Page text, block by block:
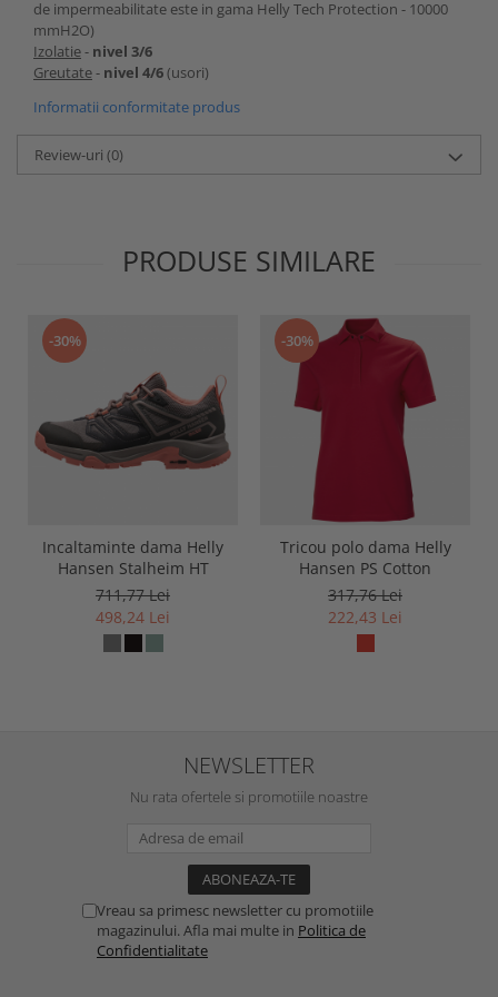
de impermeabilitate este in gama Helly Tech Protection - 10000
mmH2O)
Izolatie- nivel 3/6
Greutate- nivel 4/6(usori)
Informatii conformitate produs
Review-uri (0)
PRODUSE SIMILARE
-30%
Incaltaminte dama Helly
Hansen Stalheim HT
711,77 Lei
498,24 Lei
-30%
Tricou polo dama Helly
Hansen PS Cotton
317,76 Lei
222,43 Lei
NEWSLETTER
Nu rata ofertele si promotiile noastre
Vreau sa primesc newsletter cu promotiile
magazinului. Afla mai multe in Politica de
Confidentialitate